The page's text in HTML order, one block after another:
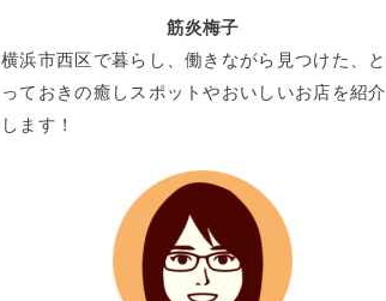
筋炎梅子
横浜市西区で暮らし、働きながら見つけた、と
っておきの癒しスポットやおいしいお店を紹介
します！